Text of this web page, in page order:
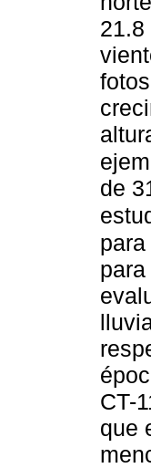
21.8
de
CT-
que